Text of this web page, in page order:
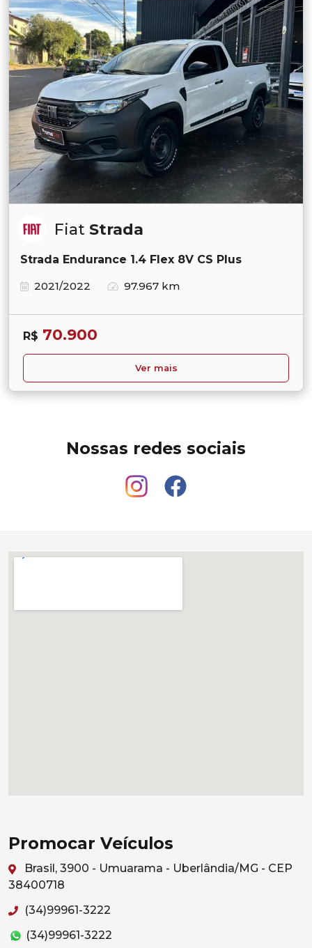
Fiat Strada
Strada Endurance 1.4 Flex 8V CS Plus
2021/2022
97.967 km
R$ 70.900
Ver mais
Nossas redes sociais
Promocar Veículos
Brasil, 3900 - Umuarama - Uberlândia/MG - CEP
38400718
(34)99961-3222
(34)99961-3222